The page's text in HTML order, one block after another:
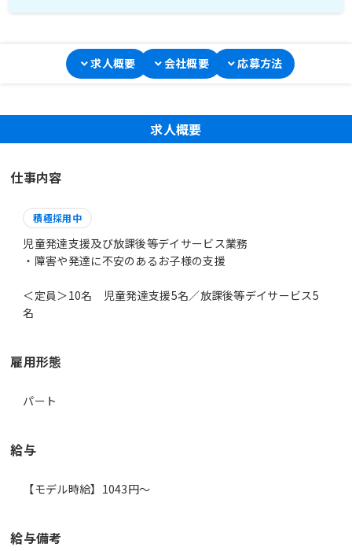
求人概要 会社概要 応募方法
求人概要
仕事内容
積極採用中
児童発達支援及び放課後等デイサービス業務
・障害や発達に不安のあるお子様の支援
＜定員＞10名 児童発達支援5名／放課後等デイサービス5
名
雇用形態
パート
給与
【モデル時給】1043円〜
給与備考